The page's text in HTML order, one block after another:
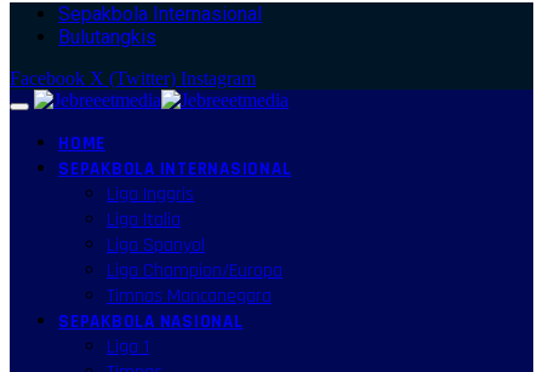
Sepakbola Internasional
Bulutangkis
Facebook X (Twitter) Instagram
HOME
SEPAKBOLA INTERNASIONAL
Liga Inggris
Liga Italia
Liga Spanyol
Liga Champion/Europa
Timnas Mancanegara
SEPAKBOLA NASIONAL
Liga 1